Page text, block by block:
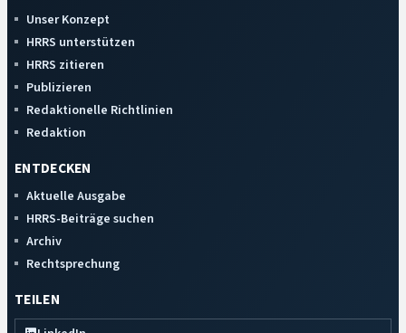
Unser Konzept
HRRS unterstützen
HRRS zitieren
Publizieren
Redaktionelle Richtlinien
Redaktion
ENTDECKEN
Aktuelle Ausgabe
HRRS-Beiträge suchen
Archiv
Rechtsprechung
TEILEN